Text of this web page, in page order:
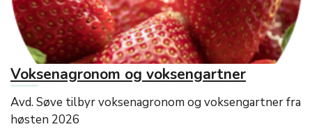
Voksenagronom og voksengartner
Avd. Søve tilbyr voksenagronom og voksengartner fra
høsten 2026